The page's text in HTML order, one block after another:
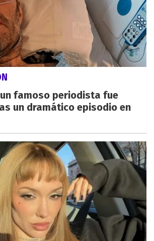
famoso periodista fue
un dramático episodio en